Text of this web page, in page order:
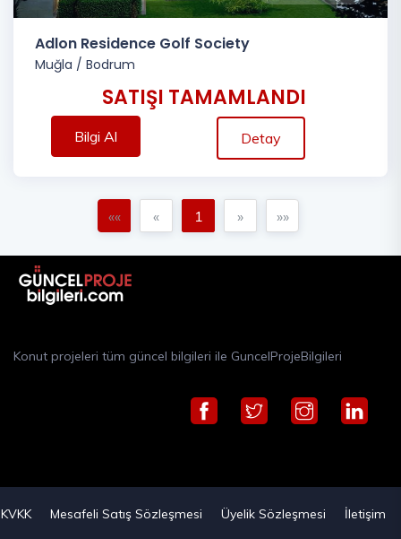
Adlon Residence Golf Society
Muğla / Bodrum
SATIŞI TAMAMLANDI
Bilgi Al Detay
«« « 1 » »»
Konut projeleri tüm güncel bilgileri ile GuncelProjeBilgileri
KVKK Mesafeli Satış Sözleşmesi Üyelik Sözleşmesi İletişim